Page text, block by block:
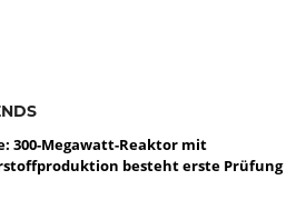
300-Megawatt-Reaktor mit
besteht erste Prüfung